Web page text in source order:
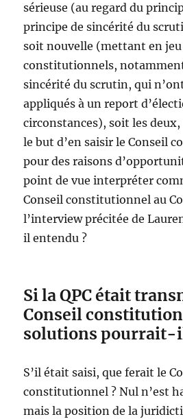
sérieuse (au regard du
principe de sincérité du
soit nouvelle (mettant en jeu
constitutionnels,
sincérité du scrutin, qui
appliqués à un report
circonstances), soit les
le but d’en saisir le Conseil
pour des raisons
point de vue interpréter
Conseil constitutionnel au
l’interview précitée de
il entendu ?
Si la QPC était
Conseil
solutions pourrait-
S’il était saisi, que ferait le
constitutionnel ? Nul n’est
mais la position de la